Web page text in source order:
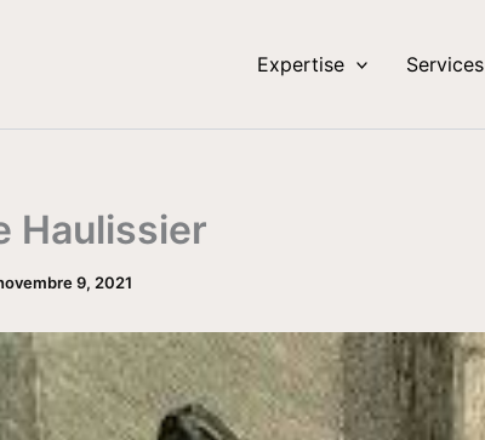
Expertise Services
Haulissier
9, 2021